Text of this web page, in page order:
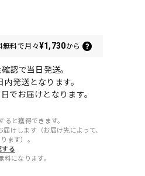
無料で月々¥1,730から
認で当日発送。
発送となります。
でお届けとなります。
ると獲得できます。
けします（お届け先によって、
ます）。
する
になります。